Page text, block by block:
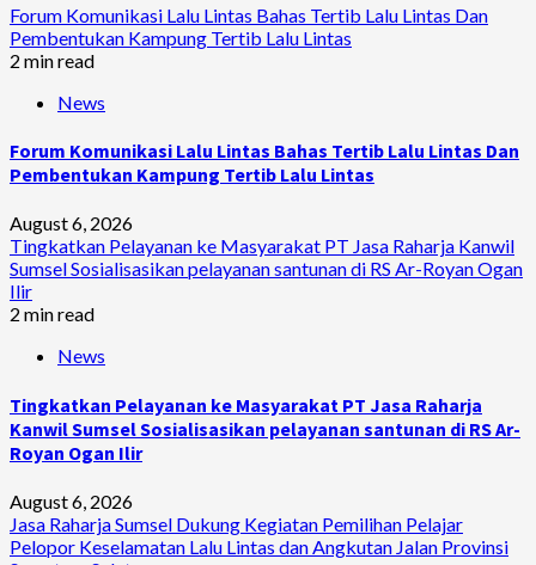
Forum Komunikasi Lalu Lintas Bahas Tertib Lalu Lintas Dan
Pembentukan Kampung Tertib Lalu Lintas
2 min read
News
Forum Komunikasi Lalu Lintas Bahas Tertib Lalu Lintas Dan
Pembentukan Kampung Tertib Lalu Lintas
August 6, 2026
Tingkatkan Pelayanan ke Masyarakat PT Jasa Raharja Kanwil
Sumsel Sosialisasikan pelayanan santunan di RS Ar-Royan Ogan
Ilir
2 min read
News
Tingkatkan Pelayanan ke Masyarakat PT Jasa Raharja
Kanwil Sumsel Sosialisasikan pelayanan santunan di RS Ar-
Royan Ogan Ilir
August 6, 2026
Jasa Raharja Sumsel Dukung Kegiatan Pemilihan Pelajar
Pelopor Keselamatan Lalu Lintas dan Angkutan Jalan Provinsi